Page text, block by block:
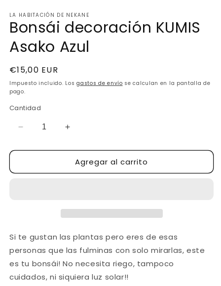
LA HABITACIÓN DE NEKANE
Bonsái decoración KUMIS
Asako Azul
Precio
habitual
€15,00 EUR
Impuesto incluido. Losgastos de envío se calculan en la pantalla de
pago.
Cantidad
Reducir
para
decoración
Aumentar
para
Bonsái
decoración
Agregar al carrito
Si te gustan las plantas pero eres de esas
personas que las fulminas con solo mirarlas, este
es tu bonsái! No necesita riego, tampoco
cuidados, ni siquiera luz solar!!